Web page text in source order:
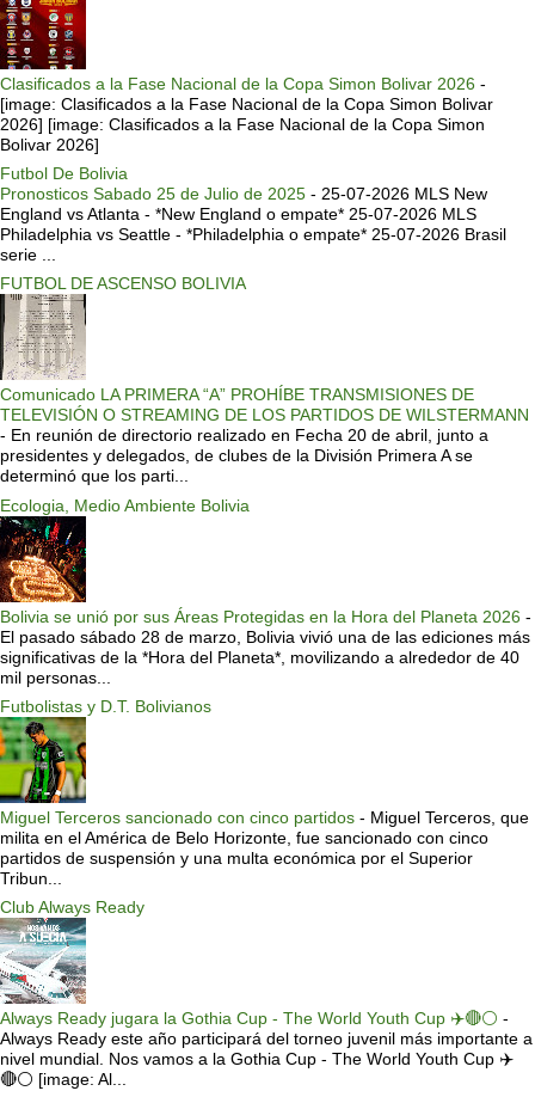
Clasificados a la Fase Nacional de la Copa Simon Bolivar 2026 -
[image: Clasificados a la Fase Nacional de la Copa Simon Bolivar
2026] [image: Clasificados a la Fase Nacional de la Copa Simon
Bolivar 2026]
Futbol De Bolivia
Pronosticos Sabado 25 de Julio de 2025 - 25-07-2026 MLS New
England vs Atlanta - *New England o empate* 25-07-2026 MLS
Philadelphia vs Seattle - *Philadelphia o empate* 25-07-2026 Brasil
serie ...
FUTBOL DE ASCENSO BOLIVIA
Comunicado LA PRIMERA “A” PROHÍBE TRANSMISIONES DE
TELEVISIÓN O STREAMING DE LOS PARTIDOS DE WILSTERMANN
- En reunión de directorio realizado en Fecha 20 de abril, junto a
presidentes y delegados, de clubes de la División Primera A se
determinó que los parti...
Ecologia, Medio Ambiente Bolivia
Bolivia se unió por sus Áreas Protegidas en la Hora del Planeta 2026 -
El pasado sábado 28 de marzo, Bolivia vivió una de las ediciones más
significativas de la *Hora del Planeta*, movilizando a alrededor de 40
mil personas...
Futbolistas y D.T. Bolivianos
Miguel Terceros sancionado con cinco partidos - Miguel Terceros, que
milita en el América de Belo Horizonte, fue sancionado con cinco
partidos de suspensión y una multa económica por el Superior
Tribun...
Club Always Ready
Always Ready jugara la Gothia Cup - The World Youth Cup ✈️🔴⚪️ -
Always Ready este año participará del torneo juvenil más importante a
nivel mundial. Nos vamos a la Gothia Cup - The World Youth Cup ✈️
🔴⚪️ [image: Al...